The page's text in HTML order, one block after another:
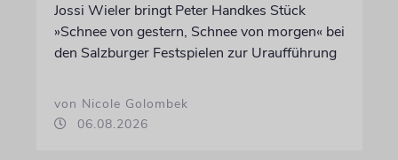
Jossi Wieler bringt Peter Handkes Stück
»Schnee von gestern, Schnee von morgen« bei
den Salzburger Festspielen zur Uraufführung
von Nicole Golombek
06.08.2026